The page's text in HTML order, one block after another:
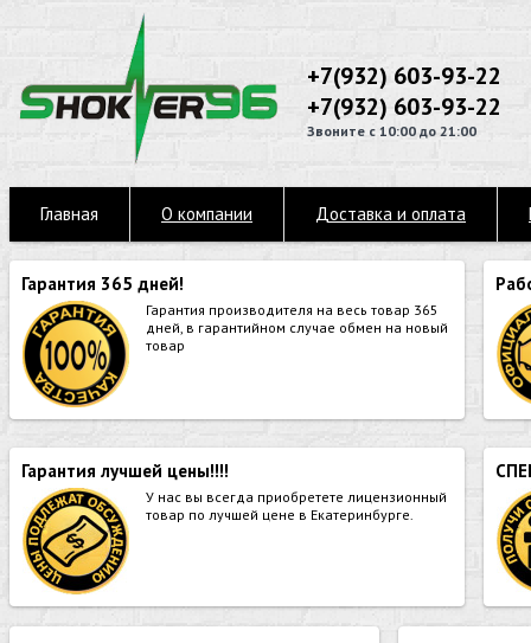
+7(932) 603-93-22
+7(932) 603-93-22
Звоните с 10:00 до 21:00
Главная О компании Доставка и оплата
Гарантия 365 дней!
Гарантия производителя на весь товар 365
дней, в гарантийном случае обмен на новый
товар
Гарантия лучшей цены!!!!
У нас вы всегда приобретете лицензионный
товар по лучшей цене в Екатеринбурге.